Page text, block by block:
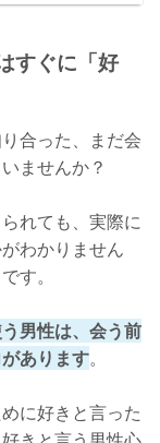
のか
すぐに「好
合った、まだ会
ませんか？
れても、実際に
わかりません
す。
男性は、会う前
あります。
に好きと言った